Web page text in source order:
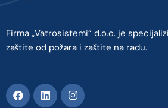
Firma „Vatrosistemi“ d.o.o. je
zaštite od požara i zaštite na radu.